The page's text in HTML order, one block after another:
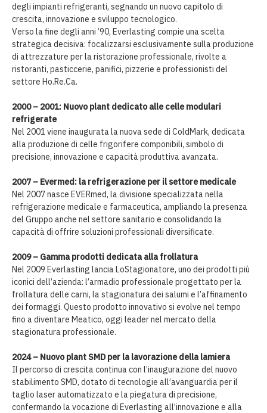
degli impianti refrigeranti, segnando un nuovo capitolo di
crescita, innovazione e sviluppo tecnologico.
Verso la fine degli anni ’90, Everlasting compie una scelta
strategica decisiva: focalizzarsi esclusivamente sulla produzione
di attrezzature per la ristorazione professionale, rivolte a
ristoranti, pasticcerie, panifici, pizzerie e professionisti del
settore Ho.Re.Ca.
2000 – 2001: Nuovo plant dedicato alle celle modulari
refrigerate
Nel 2001 viene inaugurata la nuova sede di ColdMark, dedicata
alla produzione di celle frigorifere componibili, simbolo di
precisione, innovazione e capacità produttiva avanzata.
2007 – Evermed: la refrigerazione per il settore medicale
Nel 2007 nasce EVERmed, la divisione specializzata nella
refrigerazione medicale e farmaceutica, ampliando la presenza
del Gruppo anche nel settore sanitario e consolidando la
capacità di offrire soluzioni professionali diversificate.
2009 – Gamma prodotti dedicata alla frollatura
Nel 2009 Everlasting lancia LoStagionatore, uno dei prodotti più
iconici dell’azienda: l’armadio professionale progettato per la
frollatura delle carni, la stagionatura dei salumi e l’affinamento
dei formaggi. Questo prodotto innovativo si evolve nel tempo
fino a diventare Meatico, oggi leader nel mercato della
stagionatura professionale.
2024 – Nuovo plant SMD per la lavorazione della lamiera
Il percorso di crescita continua con l’inaugurazione del nuovo
stabilimento SMD, dotato di tecnologie all’avanguardia per il
taglio laser automatizzato e la piegatura di precisione,
confermando la vocazione di Everlasting all’innovazione e alla